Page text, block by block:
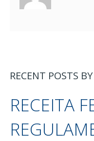
RECENT POSTS
RECEITA